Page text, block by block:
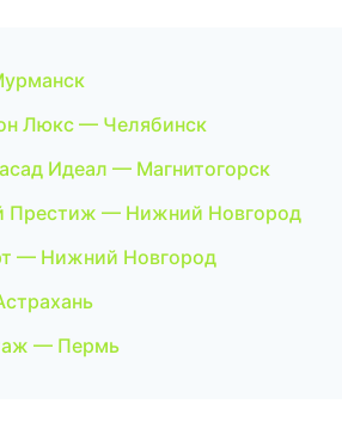
Люкс — Челябинск
Идеал — Магнитогорск
Престиж — Нижний Новгород
— Нижний Новгород
— Пермь